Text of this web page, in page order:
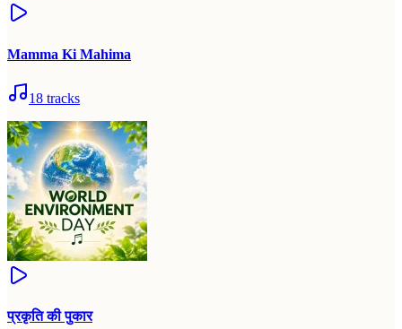
Mamma Ki Mahima
18 tracks
प्रकृति की पुकार